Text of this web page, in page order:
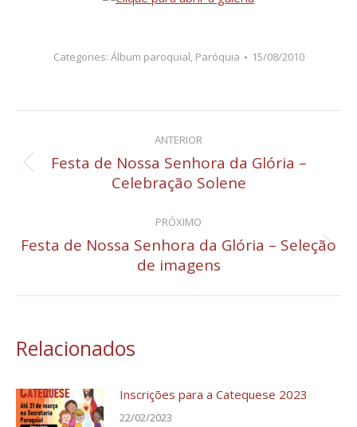
Categories: Álbum paroquial, Paróquia 15/08/2010
Navegação
de
ANTERIOR
Post
anterior:
Festa de Nossa Senhora da Glória –
Celebração Solene
PRÓXIMO
Próximo
post:
Festa de Nossa Senhora da Glória – Seleção
de imagens
Relacionados
Inscrições para a Catequese 2023
22/02/2023